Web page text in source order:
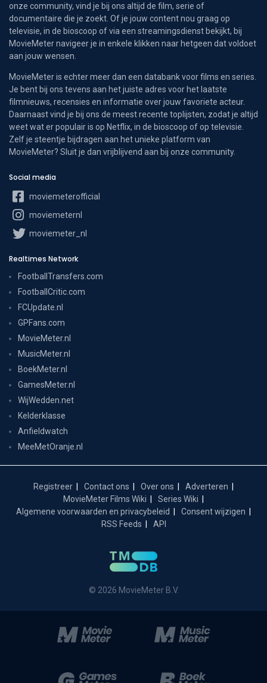
onze community, vind je bij ons altijd de film, serie of
documentaire die je zoekt. Of je jouw content nou graag op
televisie, in de bioscoop of via een streamingsdienst bekijkt, bij
MovieMeter navigeer je in enkele klikken naar hetgeen dat voldoet
aan jouw wensen.
MovieMeter is echter meer dan een databank voor films en series.
Je bent bij ons tevens aan het juiste adres voor het laatste
filmnieuws, recensies en informatie over jouw favoriete acteur.
Daarnaast vind je bij ons de meest recente toplijsten, zodat je altijd
weet wat er populair is op Netflix, in de bioscoop of op televisie.
Zelf je steentje bijdragen aan het unieke platform van
MovieMeter? Sluit je dan vrijblijvend aan bij onze community.
Social media
moviemeterofficial
moviemeternl
moviemeter_nl
Realtimes Network
FootballTransfers.com
FootballCritic.com
FCUpdate.nl
GPFans.com
MovieMeter.nl
MusicMeter.nl
BoekMeter.nl
GamesMeter.nl
WijWedden.net
Kelderklasse
Anfieldwatch
MeeMetOranje.nl
Registreer Contact ons Over ons
Adverteren
MovieMeter Films Wiki
Series Wiki
Algemene voorwaarden en privacybeleid
Consent wijzigen
RSS Feeds
API
© 2026 MovieMeter B.V.